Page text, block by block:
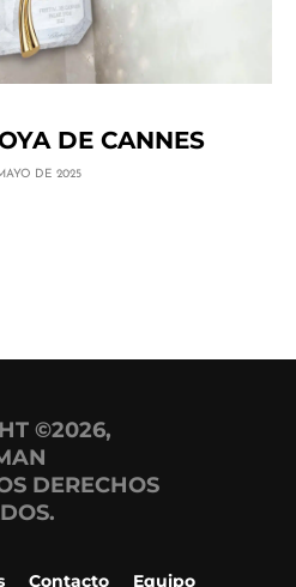
DE CANNES
DE 2025
©2026,
DERECHOS
Contacto Equipo